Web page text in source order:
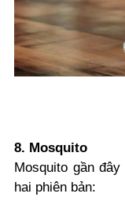
8. Mosquito
Mosquito gần
hai phiên bản: